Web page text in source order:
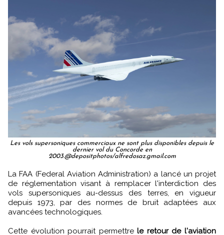
Les vols supersoniques commerciaux ne sont plus disponibles depuis le
dernier vol du Concorde en
2003.@depositphotos/alfredosaz.gmail.com
La FAA (Federal Aviation Administration) a lancé un projet
de réglementation visant à remplacer l'interdiction des
vols supersoniques au-dessus des terres, en vigueur
depuis 1973, par des normes de bruit adaptées aux
avancées technologiques.
Cette évolution pourrait permettrele retour de l'aviation